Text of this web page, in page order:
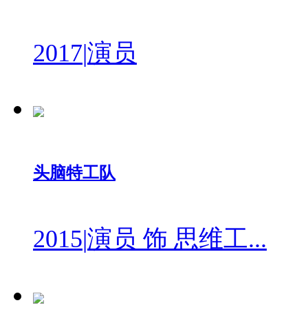
2017|演员
头脑特工队
2015|演员 饰 思维工...